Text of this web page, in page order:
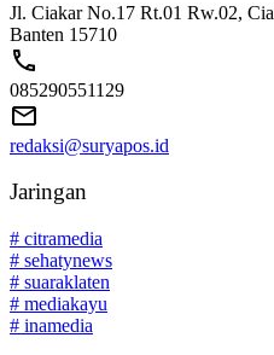
Jl. Ciakar No.17 Rt.01 Rw.02,
Banten 15710
085290551129
redaksi@suryapos.id
Jaringan
# citramedia
# sehatynews
# suaraklaten
# mediakayu
# inamedia